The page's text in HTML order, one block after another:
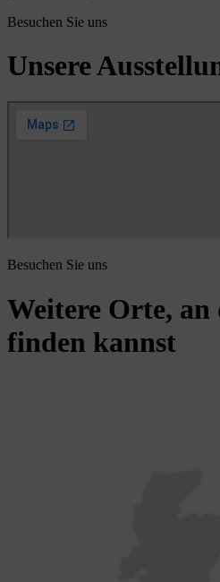
Besuchen Sie uns
Unsere
Besuchen Sie uns
Weitere Orte, an
finden kannst